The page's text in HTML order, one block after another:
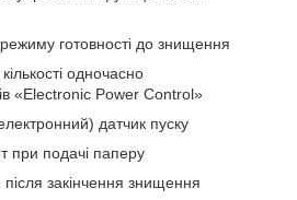
режиму готовності до знищення
одночасно
«Electronic Power Control»
датчик пуску
при подачі паперу
закінчення знищення